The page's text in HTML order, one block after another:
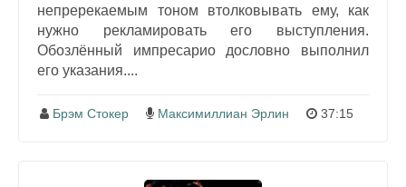
непререкаемым тоном втолковывать ему, как
нужно рекламировать его выступления.
Обозлённый импресарио дословно выполнил
его указания....
Брэм Стокер Максимиллиан Эрлин 37:15